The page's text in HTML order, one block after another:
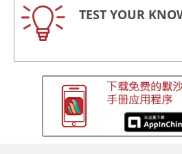
TEST YOUR